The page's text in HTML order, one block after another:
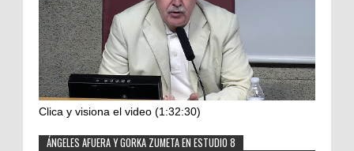
Clica y visiona el video (1:32:30)
ÁNGELES AFUERA Y GORKA ZUMETA EN ESTUDIO 8